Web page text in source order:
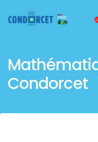
Condorcet